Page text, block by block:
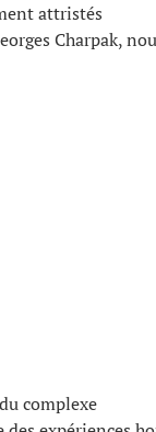
attristés
Charpak,
complexe